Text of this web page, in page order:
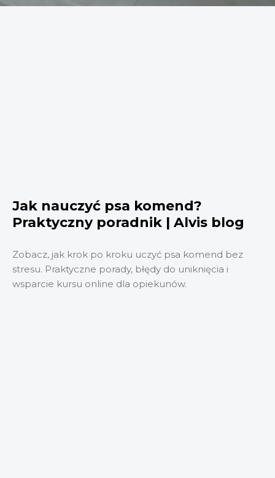
Jak nauczyć psa komend?
Praktyczny poradnik | Alvis blog
Zobacz, jak krok po kroku uczyć psa komend bez
stresu. Praktyczne porady, błędy do uniknięcia i
wsparcie kursu online dla opiekunów.